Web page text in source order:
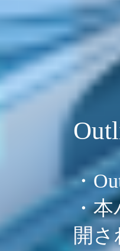
・
・
開さ